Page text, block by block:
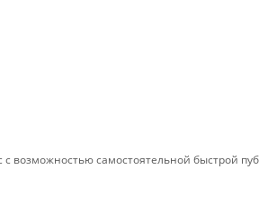
возможностью самостоятельной быстрой